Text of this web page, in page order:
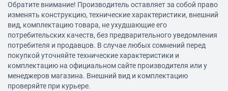
лучшая что у меня есть по совокупности факторов. (я люблю
вкладыши, а не затычки - это принципиально)
но есть спорные моменты. "отцепляемость" правого наушника для
подключения к телефону - это не обычно и рождает спорные
ощущения. можно где-то забыть "ухо" или доставая из кармана -
потерять его. это умозрительная проблема. пока гарнитура новая
- все сидит достаточно надежно, но что будет через пару лет
активного использования? невозможность обновить прошивку
Обратите внимание! Производитель оставляет за собой право
изменять конструкцию, технические характеристики, внешний
вид, комплектацию товара, не ухудшающие его
потребительских качеств, без предварительного уведомления
потребителя и продавцов. В случае любых сомнений перед
покупкой уточняйте технические характеристики и
комплектацию на официальном сайте производителя или у
менеджеров магазина. Внешний вид и комплектацию
проверяйте при курьере.